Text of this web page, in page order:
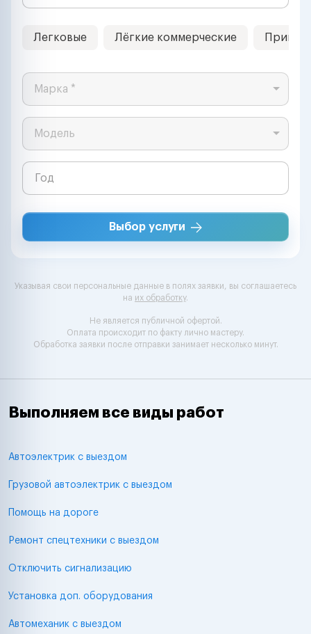
Легковые Лёгкие коммерческие
Марка *
Модель
Выбор услуги
Указывая свои персональные данные в полях заявки, вы соглашаетесь
на их обработку.
Не является публичной офертой.
Оплата происходит по факту лично мастеру.
Обработка заявки после отправки занимает несколько минут.
Выполняем все виды работ
Автоэлектрик с выездом
Грузовой автоэлектрик с выездом
Помощь на дороге
Ремонт спецтехники с выездом
Отключить сигнализацию
Установка доп. оборудования
Автомеханик с выездом